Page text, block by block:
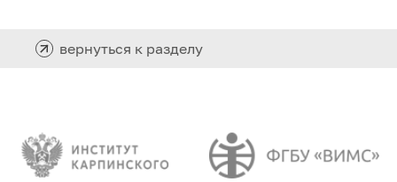
вернуться к разделу